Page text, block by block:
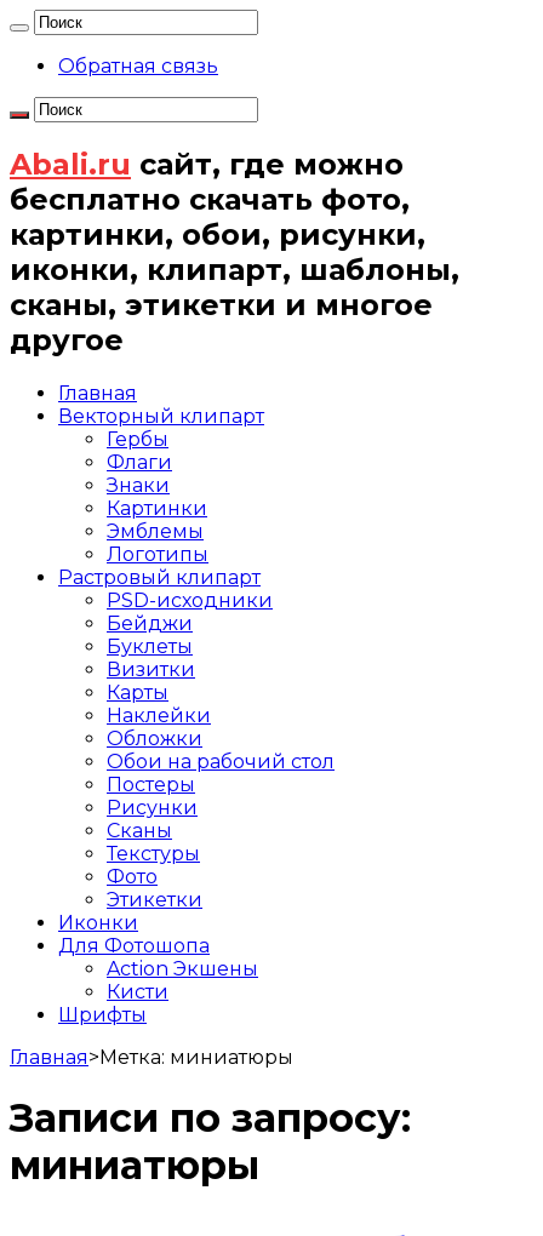
Обратная связь
Abali.ru сайт, где можно
бесплатно скачать фото,
картинки, обои, рисунки,
иконки, клипарт, шаблоны,
сканы, этикетки и многое
другое
Главная
Векторный клипарт
Гербы
Флаги
Знаки
Картинки
Эмблемы
Логотипы
Растровый клипарт
PSD-исходники
Бейджи
Буклеты
Визитки
Карты
Наклейки
Обложки
Обои на рабочий стол
Постеры
Рисунки
Сканы
Текстуры
Фото
Этикетки
Иконки
Для Фотошопа
Action Экшены
Кисти
Шрифты
Главная>Метка: миниатюры
Записи по запросу:
миниатюры